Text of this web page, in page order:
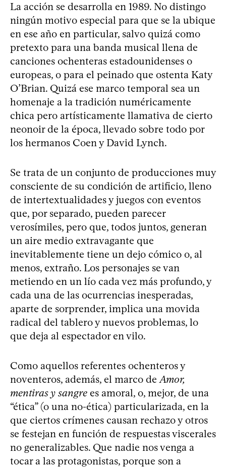
La acción se desarrolla en 1989. No distingo
ningún motivo especial para que se la ubique
en ese año en particular, salvo quizá como
pretexto para una banda musical llena de
canciones ochenteras estadounidenses o
europeas, o para el peinado que ostenta Katy
O’Brian. Quizá ese marco temporal sea un
homenaje a la tradición numéricamente
chica pero artísticamente llamativa de cierto
neonoir de la época, llevado sobre todo por
los hermanos Coen y David Lynch.
Se trata de un conjunto de producciones muy
consciente de su condición de artificio, lleno
de intertextualidades y juegos con eventos
que, por separado, pueden parecer
verosímiles, pero que, todos juntos, generan
un aire medio extravagante que
inevitablemente tiene un dejo cómico o, al
menos, extraño. Los personajes se van
metiendo en un lío cada vez más profundo, y
cada una de las ocurrencias inesperadas,
aparte de sorprender, implica una movida
radical del tablero y nuevos problemas, lo
que deja al espectador en vilo.
Como aquellos referentes ochenteros y
noventeros, además, el marco deAmor,
mentiras y sangre es amoral, o, mejor, de una
“ética” (o una no-ética) particularizada, en la
que ciertos crímenes causan rechazo y otros
se festejan en función de respuestas viscerales
no generalizables. Que nadie nos venga a
tocar a las protagonistas, porque son a